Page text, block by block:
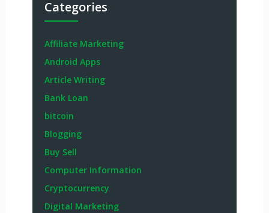
Categories
Affiliate Marketing
Android Apps
Article Writing
Bank Loan
bitcoin
Blogging
Buy Sell
Computer Information
Cryptocurrency
Digital Marketing